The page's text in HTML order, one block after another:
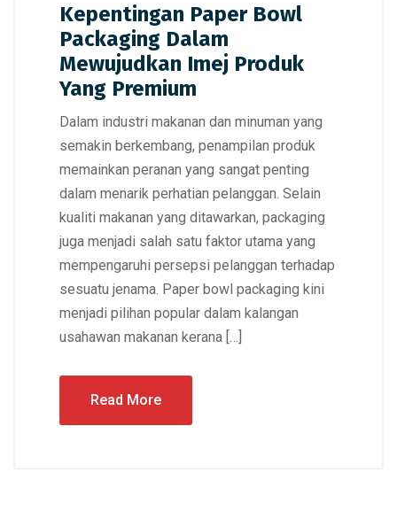
Kepentingan Paper Bowl
Packaging Dalam
Mewujudkan Imej Produk
Yang Premium
Dalam industri makanan dan minuman yang
semakin berkembang, penampilan produk
memainkan peranan yang sangat penting
dalam menarik perhatian pelanggan. Selain
kualiti makanan yang ditawarkan, packaging
juga menjadi salah satu faktor utama yang
mempengaruhi persepsi pelanggan terhadap
sesuatu jenama. Paper bowl packaging kini
menjadi pilihan popular dalam kalangan
usahawan makanan kerana […]
Read More